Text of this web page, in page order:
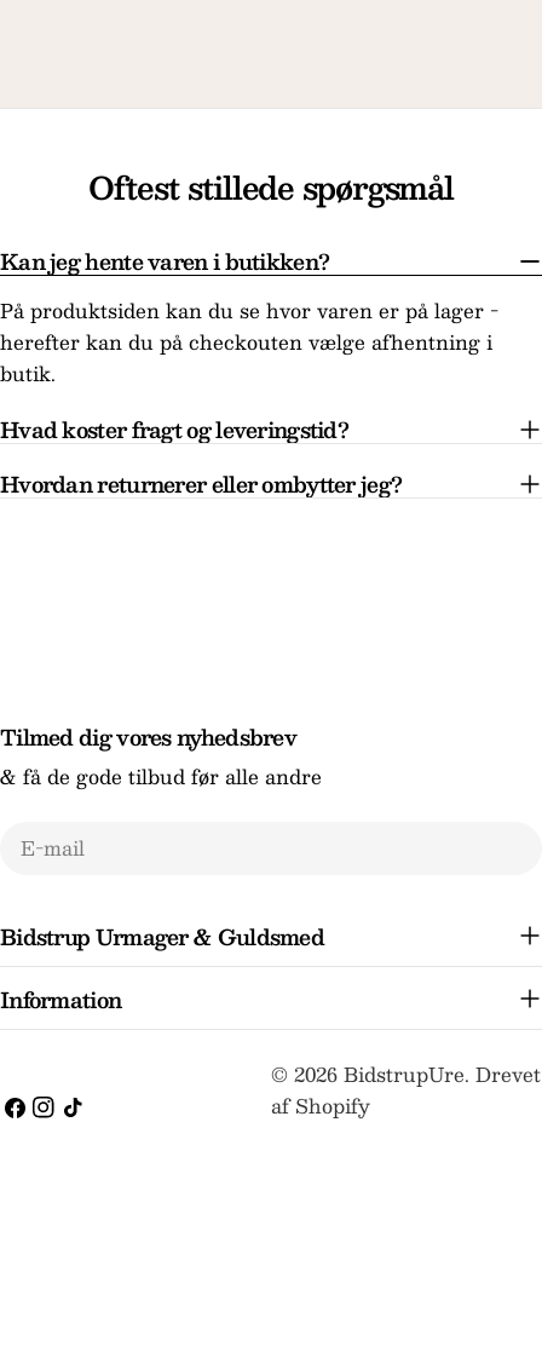
Oftest stillede spørgsmål
Kan jeg hente varen i butikken?
På produktsiden kan du se hvor varen er på lager -
herefter kan du på checkouten vælge afhentning i
butik.
Hvad koster fragt og leveringstid?
Hvordan returnerer eller ombytter jeg?
Bidstrup Urmager & Guldsmed
Information
Tilmed dig vores nyhedsbrev
& få de gode tilbud før alle andre
E-
Facebook
Instagram
TikTok
© 2026BidstrupUre. Drevet
af Shopify
Betalingsmetoder